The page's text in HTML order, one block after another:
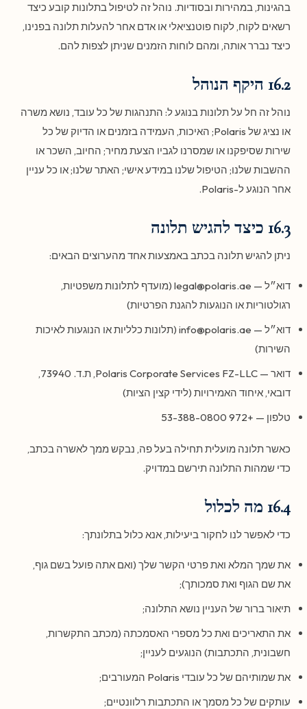
בהגינות, במהירות ובסודיות. נוהל זה לטיפול בתלונות קובע כיצד
רשאים לקוח, לקוח פוטנציאלי או אדם אחר להעלות תלונה בפנינו,
כיצד נברר אותה, ומהם לוחות הזמנים שניתן לצפות להם.
16.2 היקף הנוהל
נוהל זה חל על תלונות בנוגע ל: התנהגות של כל עובד, נושא משרה
או נציג של Polaris; האיכות, העמידה בזמנים או הדיוק של כל
שירות שסיפקנו או שמסרנו לגביו הצעת מחיר; החיוב, השכר או
ההשבות שלנו; הטיפול שלנו במידע אישי; האתר שלנו; או כל עניין
אחר הנוגע ל-Polaris.
16.3 כיצד להגיש תלונה
ניתן להגיש תלונה בכתב באמצעות אחד מהערוצים הבאים:
דוא״ל — legal@polaris.ae (מועדף לתלונות משפטיות,
רגולטוריות או הנוגעות להגנת הפרטיות)
דוא״ל — info@polaris.ae (תלונות כלליות או הנוגעות לאיכות
השירות)
דואר — Polaris Corporate Services FZ-LLC, ת.ד. 73940,
דובאי, איחוד האמירויות (לידי קצין הציות)
טלפון — +972 53-388-0800
כאשר תלונה מועלית תחילה בעל פה, נבקש ממך לאשרה בכתב,
כדי שמהות התלונה תירשם במדויק.
16.4 מה לכלול
כדי לאפשר לנו לחקור ביעילות, אנא כלול בתלונתך:
את שמך המלא ואת פרטי הקשר שלך (ואם אתה פועל בשם גוף,
את שם הגוף ואת סמכותך);
תיאור ברור של העניין נושא התלונה;
את התאריכים ואת כל מספרי האסמכתה (מכתב התקשרות,
חשבונית, התכתבות) הנוגעים לעניין;
את שמותיהם של כל עובדי Polaris המעורבים;
עותקים של כל מסמך או התכתבות רלוונטיים;